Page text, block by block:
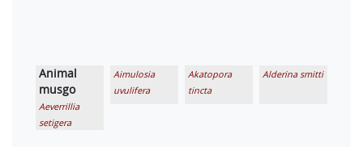
Animal
musgo
Aeverrillia
setigera
Aimulosia
uvulifera
Akatopora
tincta
Alderina smitti